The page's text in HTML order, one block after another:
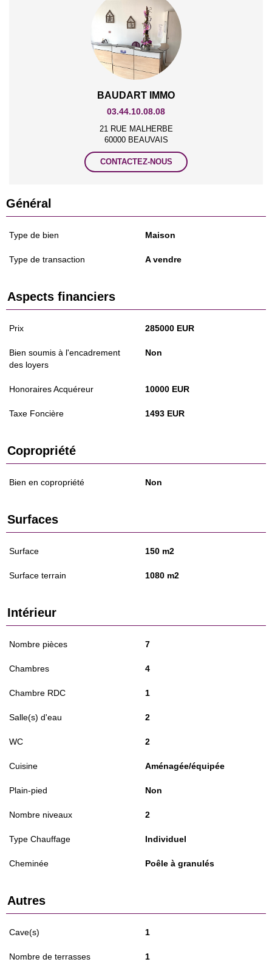
BAUDART IMMO
03.44.10.08.08
21 RUE MALHERBE
60000 BEAUVAIS
CONTACTEZ-NOUS
Général
Type de bien Maison
Type de transaction A vendre
Aspects financiers
Prix 285000 EUR
Bien soumis à l'encadrement
des loyers
Non
Honoraires Acquéreur 10000 EUR
Taxe Foncière 1493 EUR
Copropriété
Bien en copropriété Non
Surfaces
Surface 150 m2
Surface terrain 1080 m2
Intérieur
Nombre pièces 7
Chambres 4
Chambre RDC 1
Salle(s) d'eau 2
WC 2
Cuisine Aménagée/équipée
Plain-pied Non
Nombre niveaux 2
Type Chauffage Individuel
Cheminée Poêle à granulés
Autres
Cave(s) 1
Nombre de terrasses 1